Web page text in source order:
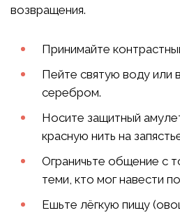
возвращения.
Принимайте
Пейте святую воду или
серебром.
Носите защитный
красную нить на
Ограничьте общение с
теми, кто мог навести
Ешьте лёгкую пищу